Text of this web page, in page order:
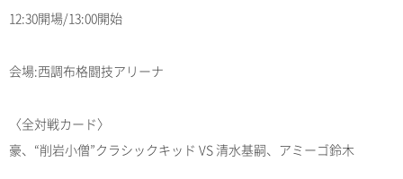
12:30開場/13:00開始
会場:西調布格闘技アリーナ
〈全対戦カード〉
豪、“削岩小僧”クラシックキッド VS 清水基嗣、アミーゴ鈴木